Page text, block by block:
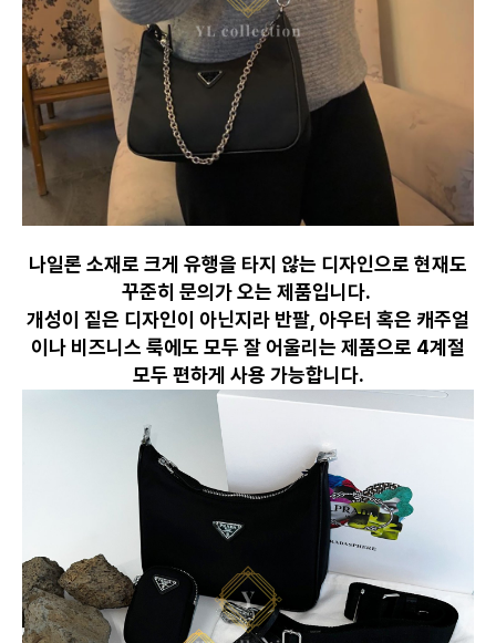
나일론 소재로 크게 유행을 타지 않는 디자인으로 현재도
꾸준히 문의가 오는 제품입니다.
개성이 짙은 디자인이 아닌지라 반팔, 아우터 혹은 캐주얼
이나 비즈니스 룩에도 모두 잘 어울리는 제품으로 4계절
모두 편하게 사용 가능합니다.